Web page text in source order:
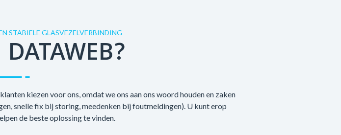
STABIELE GLASVEZELVERBINDING
kiezen voor ons, omdat we ons aan ons woord houden en zaken
snelle fix bij storing, meedenken bij foutmeldingen). U kunt erop
de beste oplossing te vinden.